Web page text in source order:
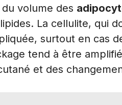
volume des
La cellulite, qui
surtout en cas
tend à être
et des